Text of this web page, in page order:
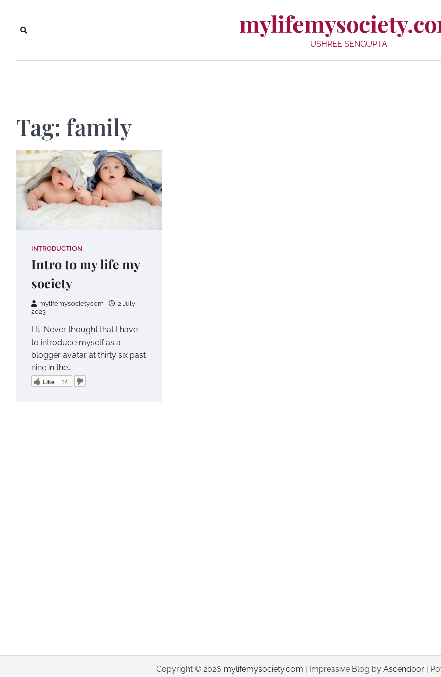
content
USHREE SENGUPTA
Tag: family
INTRODUCTION
Intro to my life my
society
mylifemysociety.com
2 July
2023
Hi.. Never thought that I have
to introduce myself as a
blogger avatar at thirty six past
nine in the…
Like 14
Copyright © 2026 mylifemysociety.com | Impressive Blog by Ascendoor |